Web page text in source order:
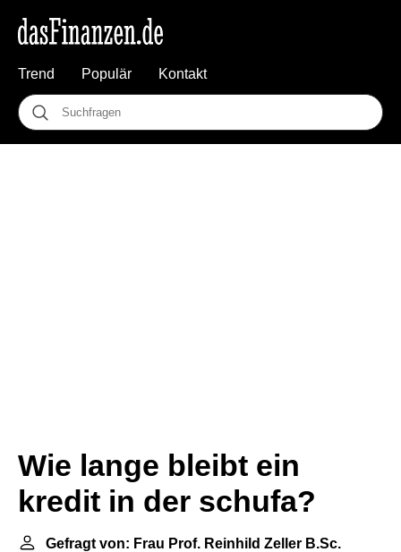
Trend Populär Kontakt
Wie lange bleibt ein
kredit in der schufa?
Gefragt von: Frau Prof. Reinhild Zeller B.Sc.